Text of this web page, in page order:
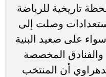
تاريخية للرياضة
وصلت إلى
على صعيد البنية
والفنادق المخصصة
أن المنتخب